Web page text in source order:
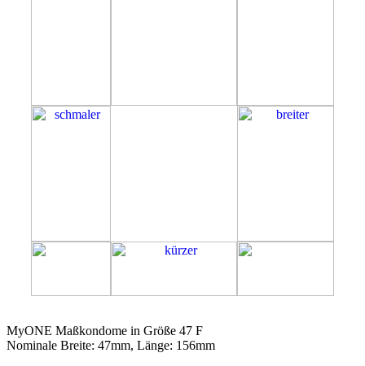
MyONE Maßkondome in Größe 47 F
Nominale Breite: 47mm, Länge: 156mm